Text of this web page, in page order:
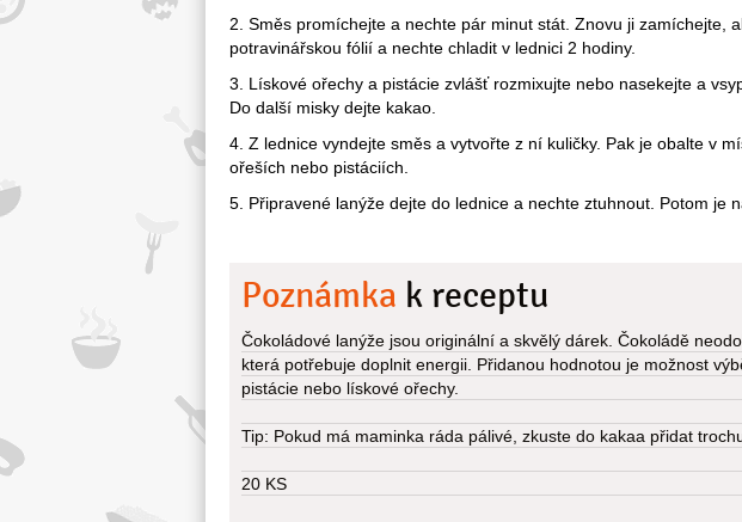
2. Směs promíchejte a nechte pár minut stát. Znovu ji zamíchejte,
potravinářskou fólií a nechte chladit v lednici 2 hodiny.
3. Lískové ořechy a pistácie zvlášť rozmixujte nebo nasekejte a
Do další misky dejte kakao.
4. Z lednice vyndejte směs a vytvořte z ní kuličky. Pak je obalte v
ořeších nebo pistáciích.
5. Připravené lanýže dejte do lednice a nechte ztuhnout. Potom je
Poznámka k receptu
Čokoládové lanýže jsou originální a skvělý dárek. Čokoládě
která potřebuje doplnit energii. Přidanou hodnotou je možnost
pistácie nebo lískové ořechy.
Tip: Pokud má maminka ráda pálivé, zkuste do kakaa přidat
20 KS